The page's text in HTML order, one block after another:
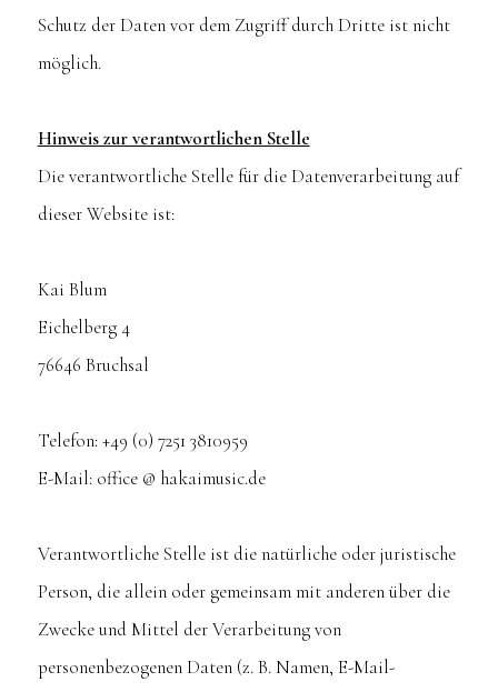
Schutz der Daten vor dem Zugriff durch Dritte ist nicht
möglich.
Hinweis zur verantwortlichen Stelle
Die verantwortliche Stelle für die Datenverarbeitung auf
dieser Website ist:
Kai Blum
Eichelberg 4
76646 Bruchsal
Telefon: +49 (0) 7251 3810959
E-Mail: office @ hakaimusic.de
Verantwortliche Stelle ist die natürliche oder juristische
Person, die allein oder gemeinsam mit anderen über die
Zwecke und Mittel der Verarbeitung von
personenbezogenen Daten (z. B. Namen, E-Mail-